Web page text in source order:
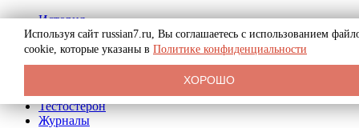
История
Биография
Криминал
Реклама на сайте
Тестостерон
Журналы
Используя сайт russian7.ru, Вы соглашаетесь с использованием
cookie, которые указаны в Политике конфиденциальности
ХОРОШО